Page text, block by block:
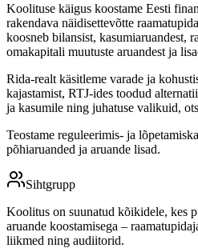
Koolituse käigus koostame Eesti
rakendava näidisettevõtte
koosneb bilansist, kasumiaruandest,
omakapitali muutuste aruandest ja
Rida-realt käsitleme varade ja
kajastamist, RTJ-ides toodud
ja kasumile ning juhatuse valikuid,
Teostame reguleerimis- ja
põhiaruanded ja aruande lisad.
Sihtgrupp
Koolitus on suunatud kõikidele, kes
aruande koostamisega –
liikmed ning audiitorid.